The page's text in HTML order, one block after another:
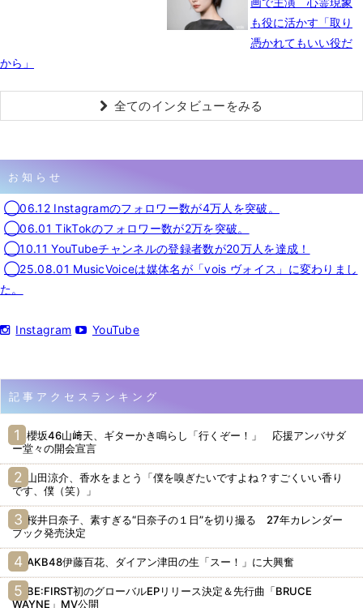
も役に活かす「取り
憑かれてもいい役だ
から」
全てのインタビューをみる
お知らせ
◯06.12 Instagramのフォロワー数が4万人を突破。
◯06.01 TikTokのフォロワー数が2万を突破。
◯10.11 YouTubeチャンネルの登録者数が20万人を達成！
◯25.08.01 MusicVoiceは媒体名が「vois ヴォイス」に変わりまし
た。
Instagram YouTube
記事アクセスランキング
櫻坂46山﨑天、ギターかき鳴らし「行くぞー！」 応援アンバサダ
ー堂々の開会宣言
山田涼介、香水をまとう「僕を嗅ぎたいですよね？すごくいい香り
です、僕（笑）」
桜井日奈子、素すぎる“日奈子の１日”を切り撮る 27年カレンダー
ブック発売決定
AKB48伊藤百花、ダイアン津田の生「スー！」に大興奮
BE:FIRST初のグローバルEPリリース決定＆先行曲「BRUCE
WAYNE」MV公開